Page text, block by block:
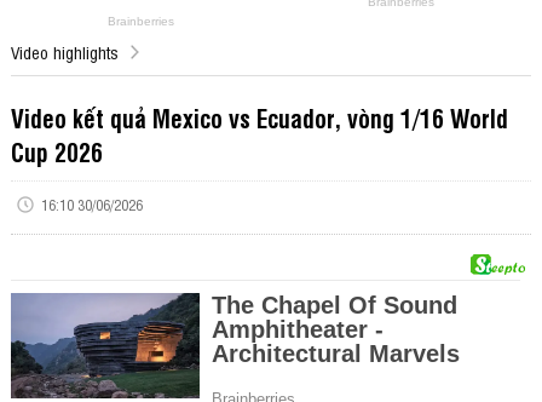
Video highlights
Video kết quả Mexico vs Ecuador, vòng 1/16 World
Cup 2026
16:10 30/06/2026